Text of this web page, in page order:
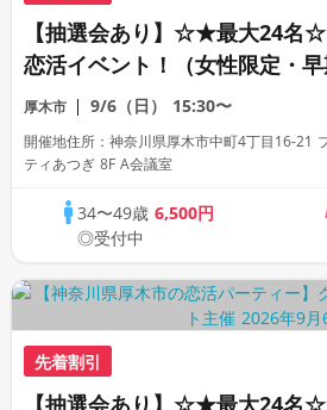
【抽選会あり】☆★最大24名
恋活イベント！（女性限定・
典）
厚木市 9/6（日） 15:30〜
開催地住所：神奈川県厚木市中町4丁目16-21
ティあつぎ 8F A会議室
34〜49歳6,500円
◎受付中
先着割引
【抽選会あり】☆★最大24名